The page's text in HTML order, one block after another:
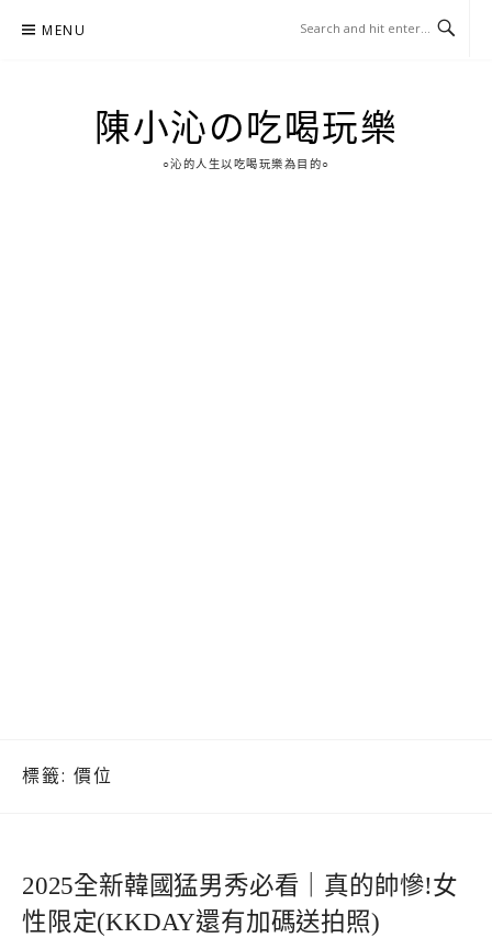
MENU
陳小沁の吃喝玩樂
○沁的人生以吃喝玩樂為目的○
標籤: 價位
2025全新韓國猛男秀必看｜真的帥慘!女
性限定(KKDAY還有加碼送拍照)